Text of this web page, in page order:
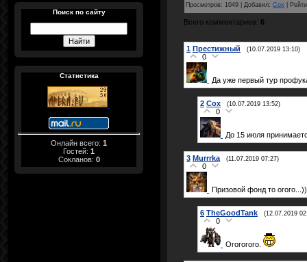
Поиск по сайту
Статистика
Онлайн всего: 1
Гостей: 1
Сокланов: 0
Просмотров: 1049 Добавил: Cox
Всего комментариев: 6
1 Престижный (10.07.2019 13:10)
0
Да уже первый тур
2 Cox (10.07.2019 13:52)
0
До 15 июля
3 Murrrka (11.07.2019 07:27)
0
Призовой фонд то огого...))
6 TheGoodTank (12.07.2019
0
Огогогого.